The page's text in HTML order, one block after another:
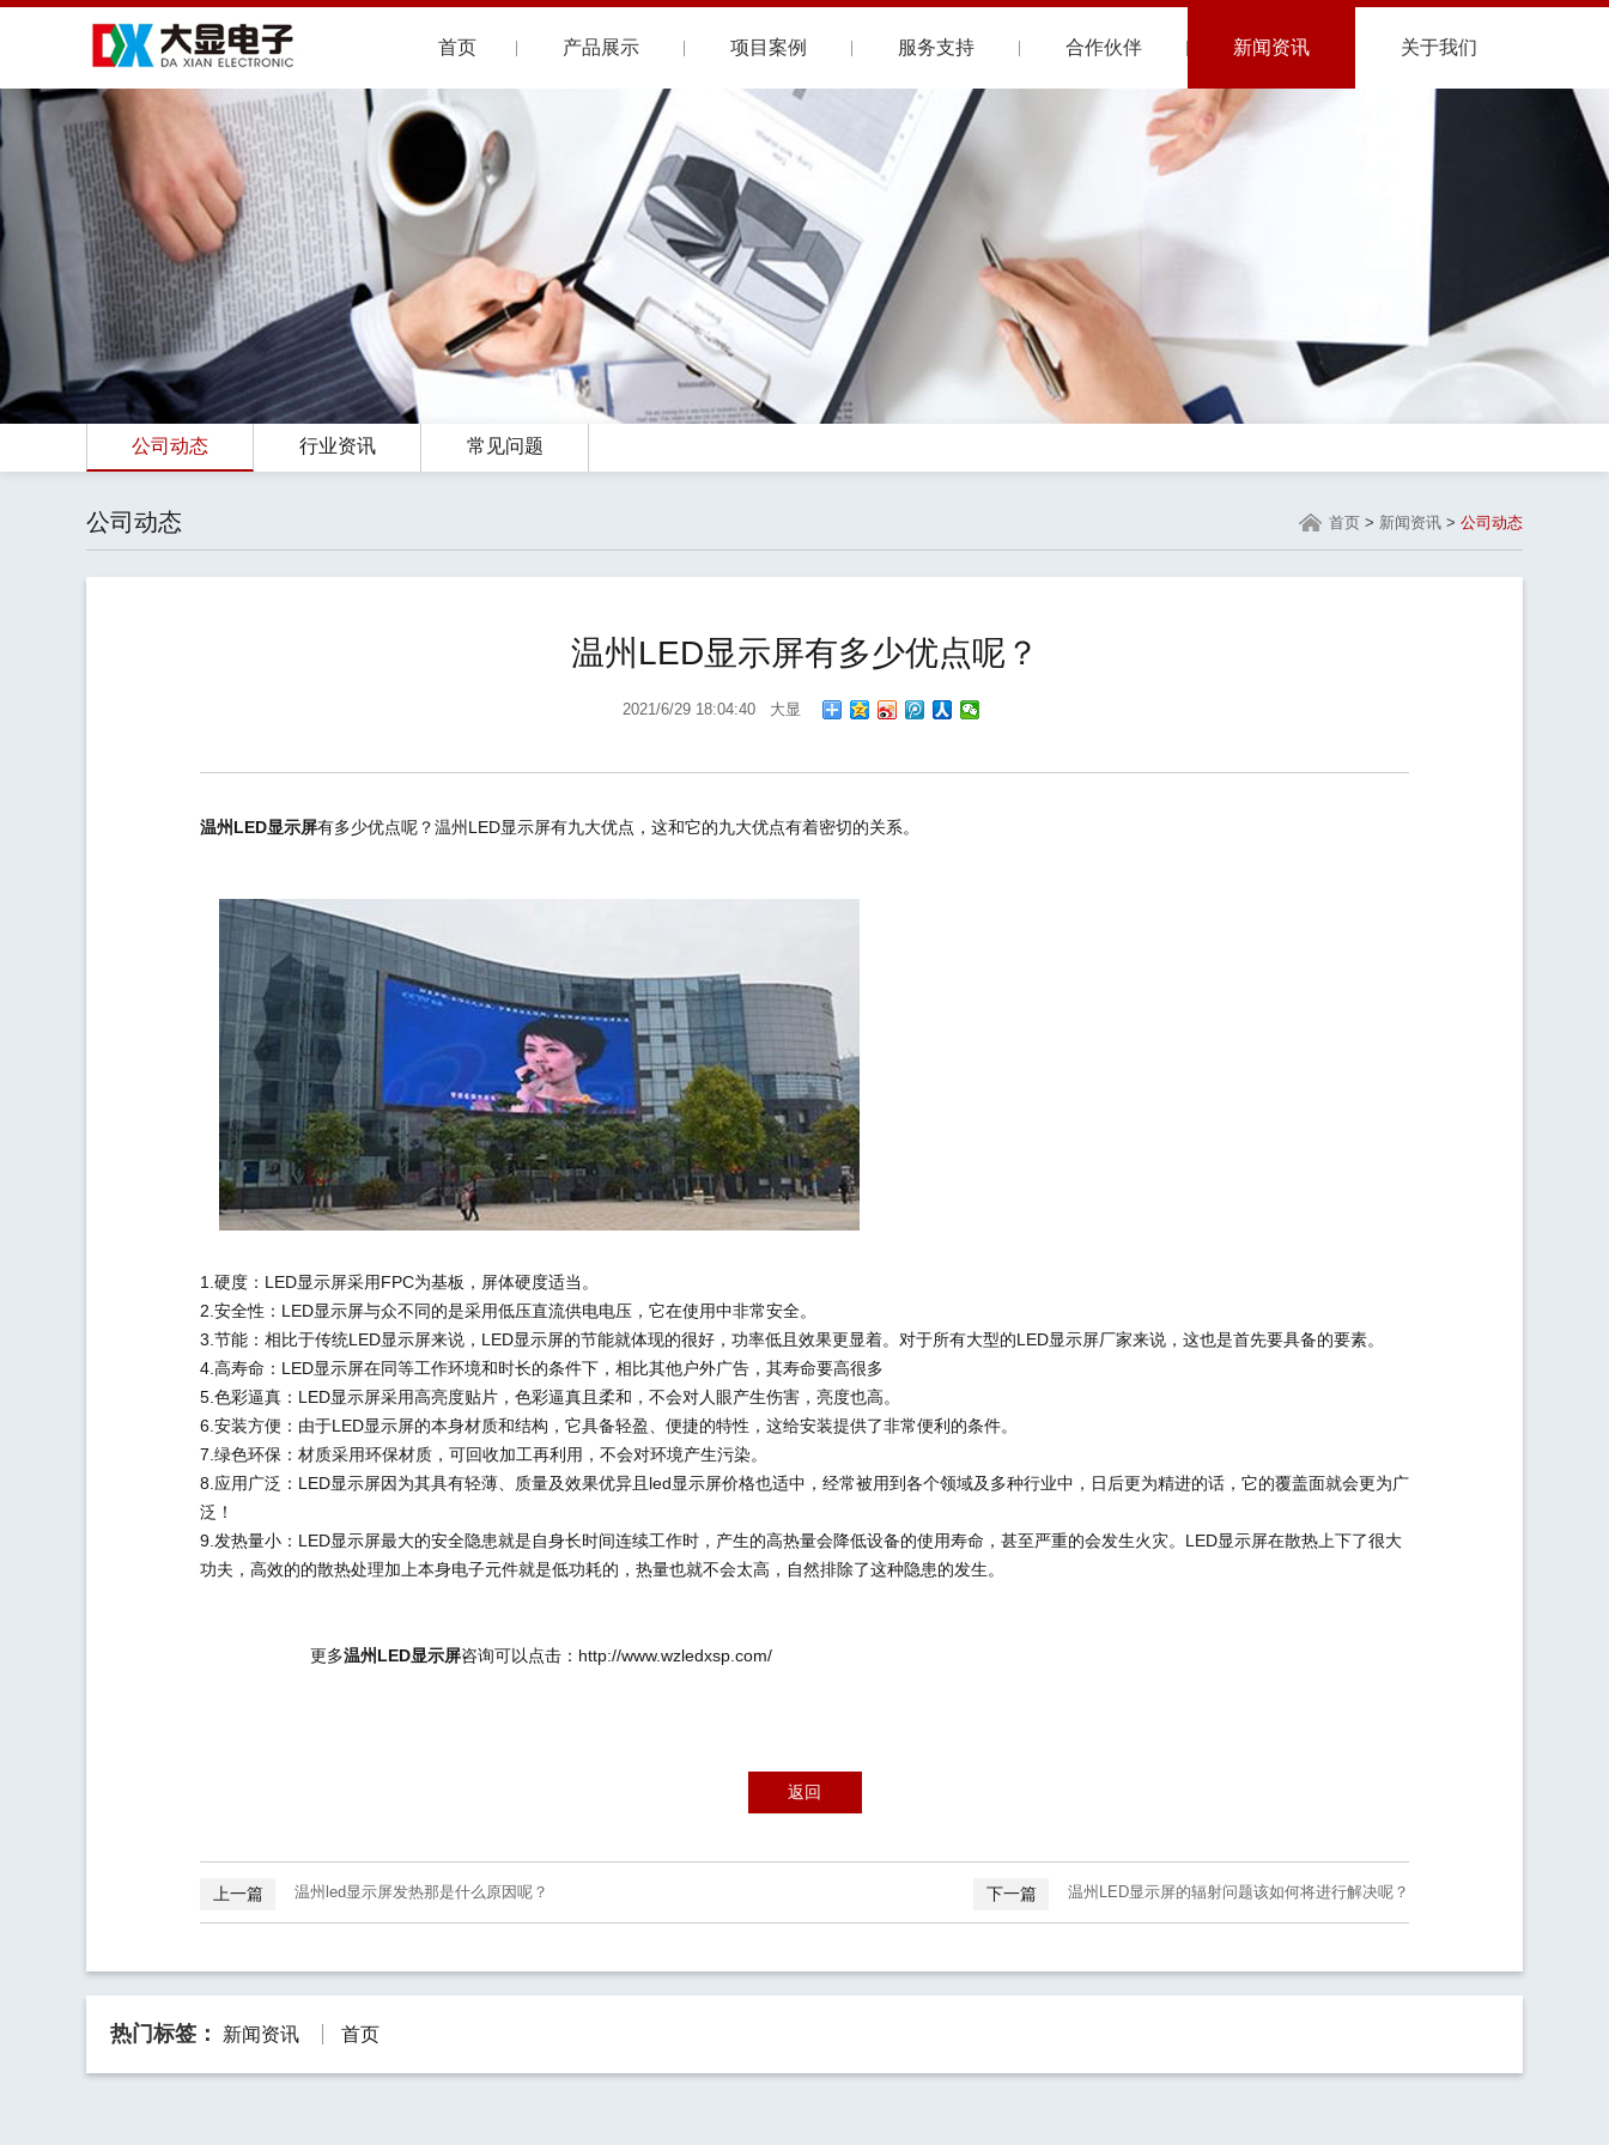
首页 产品展示 项目案例 服务支持 合作伙伴 新闻资讯 关于我们
公司动态 行业资讯 常见问题
首页 > 新闻资讯 > 公司动态
公司动态
温州LED显示屏有多少优点呢？
2021/6/29 18:04:40 大显
温州LED显示屏有多少优点呢？温州LED显示屏有九大优点，这和它的九大优点有着密切的关系。
1.硬度：LED显示屏采用FPC为基板，屏体硬度适当。
2.安全性：LED显示屏与众不同的是采用低压直流供电电压，它在使用中非常安全。
3.节能：相比于传统LED显示屏来说，LED显示屏的节能就体现的很好，功率低且效果更显着。对于所有大型的LED显示屏厂家来说，这也是首先要具备的要素。
4.高寿命：LED显示屏在同等工作环境和时长的条件下，相比其他户外广告，其寿命要高很多
5.色彩逼真：LED显示屏采用高亮度贴片，色彩逼真且柔和，不会对人眼产生伤害，亮度也高。
6.安装方便：由于LED显示屏的本身材质和结构，它具备轻盈、便捷的特性，这给安装提供了非常便利的条件。
7.绿色环保：材质采用环保材质，可回收加工再利用，不会对环境产生污染。
8.应用广泛：LED显示屏因为其具有轻薄、质量及效果优异且led显示屏价格也适中，经常被用到各个领域及多种行业中，日后更为精进的话，它的覆盖面就会更为广
泛！
9.发热量小：LED显示屏最大的安全隐患就是自身长时间连续工作时，产生的高热量会降低设备的使用寿命，甚至严重的会发生火灾。LED显示屏在散热上下了很大
功夫，高效的的散热处理加上本身电子元件就是低功耗的，热量也就不会太高，自然排除了这种隐患的发生。
更多温州LED显示屏咨询可以点击：http://www.wzledxsp.com/
返回
上一篇 温州led显示屏发热那是什么原因呢？ 下一篇 温州LED显示屏的辐射问题该如何将进行解决呢？
热门标签： 新闻资讯 首页